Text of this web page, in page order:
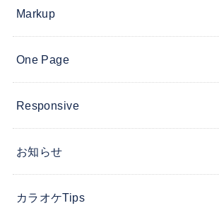
Markup
One Page
Responsive
お知らせ
カラオケTips